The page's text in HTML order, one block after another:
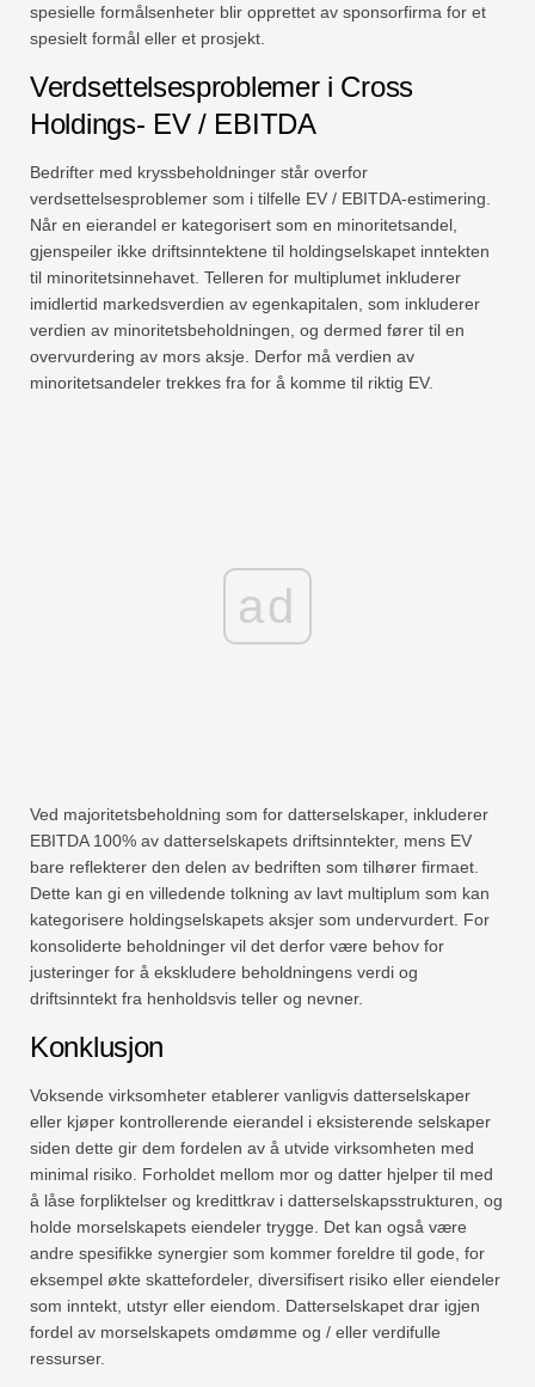
spesielle formålsenheter blir opprettet av sponsorfirma for et
spesielt formål eller et prosjekt.
Verdsettelsesproblemer i Cross
Holdings- EV / EBITDA
Bedrifter med kryssbeholdninger står overfor
verdsettelsesproblemer som i tilfelle EV / EBITDA-estimering.
Når en eierandel er kategorisert som en minoritetsandel,
gjenspeiler ikke driftsinntektene til holdingselskapet inntekten
til minoritetsinnehavet. Telleren for multiplumet inkluderer
imidlertid markedsverdien av egenkapitalen, som inkluderer
verdien av minoritetsbeholdningen, og dermed fører til en
overvurdering av mors aksje. Derfor må verdien av
minoritetsandeler trekkes fra for å komme til riktig EV.
ad
Ved majoritetsbeholdning som for datterselskaper, inkluderer
EBITDA 100% av datterselskapets driftsinntekter, mens EV
bare reflekterer den delen av bedriften som tilhører firmaet.
Dette kan gi en villedende tolkning av lavt multiplum som kan
kategorisere holdingselskapets aksjer som undervurdert. For
konsoliderte beholdninger vil det derfor være behov for
justeringer for å ekskludere beholdningens verdi og
driftsinntekt fra henholdsvis teller og nevner.
Konklusjon
Voksende virksomheter etablerer vanligvis datterselskaper
eller kjøper kontrollerende eierandel i eksisterende selskaper
siden dette gir dem fordelen av å utvide virksomheten med
minimal risiko. Forholdet mellom mor og datter hjelper til med
å låse forpliktelser og kredittkrav i datterselskapsstrukturen, og
holde morselskapets eiendeler trygge. Det kan også være
andre spesifikke synergier som kommer foreldre til gode, for
eksempel økte skattefordeler, diversifisert risiko eller eiendeler
som inntekt, utstyr eller eiendom. Datterselskapet drar igjen
fordel av morselskapets omdømme og / eller verdifulle
ressurser.